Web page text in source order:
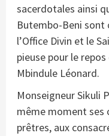
sacerdotales ainsi
Butembo-Beni sont
l’Office Divin et le
pieuse pour le repos
Mbindule Léonard.
Monseigneur Sikuli
même moment ses
prêtres, aux